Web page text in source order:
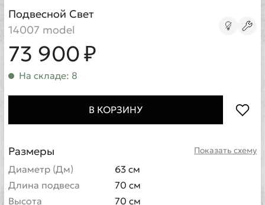
Подвесной Свет
14007 model
73 900 ₽
На складе: 8
В КОРЗИНУ
Показать схему
Размеры
Диаметр (Дм)
63 см
Длина подвеса
70 см
Высота
70 см